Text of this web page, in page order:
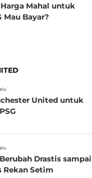
Mahal untuk
Mau Bayar?
United untuk
Drastis sampai
Rekan Setim